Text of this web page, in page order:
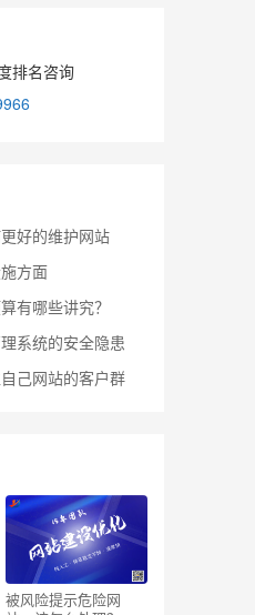
排名咨询
好的维护网站
方面
有哪些讲究？
系统的安全隐患
己网站的客户群
被风险提示危险网